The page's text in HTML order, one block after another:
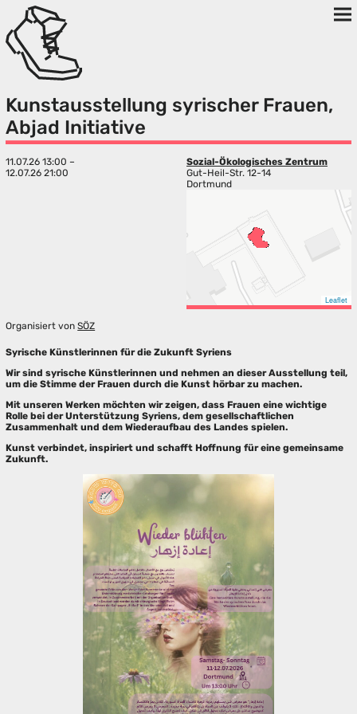
Kunstausstellung syrischer Frauen,
Abjad Initiative
11.07.26 13:00 –
12.07.26 21:00
Sozial-Ökologisches Zentrum
Gut-Heil-Str. 12-14
Dortmund
Leaflet
Organisiert vonSÖZ
Syrische Künstlerinnen für die Zukunft Syriens
Wir sind syrische Künstlerinnen und nehmen an dieser Ausstellung teil,
um die Stimme der Frauen durch die Kunst hörbar zu machen.
Mit unseren Werken möchten wir zeigen, dass Frauen eine wichtige
Rolle bei der Unterstützung Syriens, dem gesellschaftlichen
Zusammenhalt und dem Wiederaufbau des Landes spielen.
Kunst verbindet, inspiriert und schafft Hoffnung für eine gemeinsame
Zukunft.